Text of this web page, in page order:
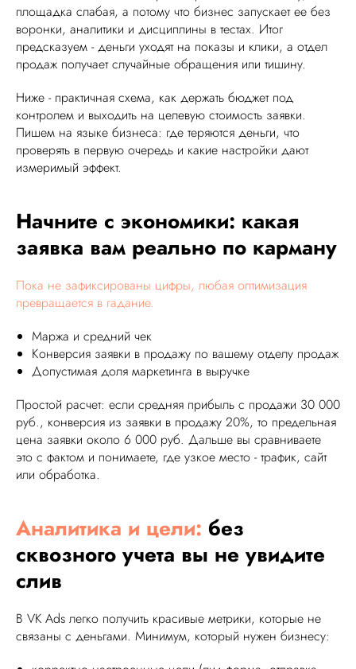
площадка слабая, а потому что бизнес запускает ее без
воронки, аналитики и дисциплины в тестах. Итог
предсказуем - деньги уходят на показы и клики, а отдел
продаж получает случайные обращения или тишину.
Ниже - практичная схема, как держать бюджет под
контролем и выходить на целевую стоимость заявки.
Пишем на языке бизнеса: где теряются деньги, что
проверять в первую очередь и какие настройки дают
измеримый эффект.
Начните с экономики: какая
заявка вам реально по карману
Пока не зафиксированы цифры, любая оптимизация
превращается в гадание.
Маржа и средний чек
Конверсия заявки в продажу по вашему отделу продаж
Допустимая доля маркетинга в выручке
Простой расчет: если средняя прибыль с продажи 30 000
руб., конверсия из заявки в продажу 20%, то предельная
цена заявки около 6 000 руб. Дальше вы сравниваете
это с фактом и понимаете, где узкое место - трафик, сайт
или обработка.
Аналитика и цели: без
сквозного учета вы не увидите
слив
В VK Ads легко получить красивые метрики, которые не
связаны с деньгами. Минимум, который нужен бизнесу: